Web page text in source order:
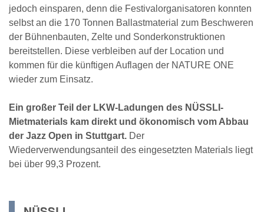
jedoch einsparen, denn die Festivalorganisatoren konnten
selbst an die 170 Tonnen Ballastmaterial zum Beschweren
der Bühnenbauten, Zelte und Sonderkonstruktionen
bereitstellen. Diese verbleiben auf der Location und
kommen für die künftigen Auflagen der NATURE ONE
wieder zum Einsatz.
Ein großer Teil der LKW-Ladungen des NÜSSLI-
Mietmaterials kam direkt und ökonomisch vom Abbau
der Jazz Open in Stuttgart. Der
Wiederverwendungsanteil des eingesetzten Materials liegt
bei über 99,3 Prozent.